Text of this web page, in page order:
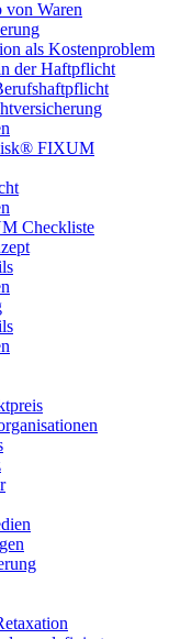
von Waren
als Kostenproblem
der Haftpflicht
FIXUM
Checkliste